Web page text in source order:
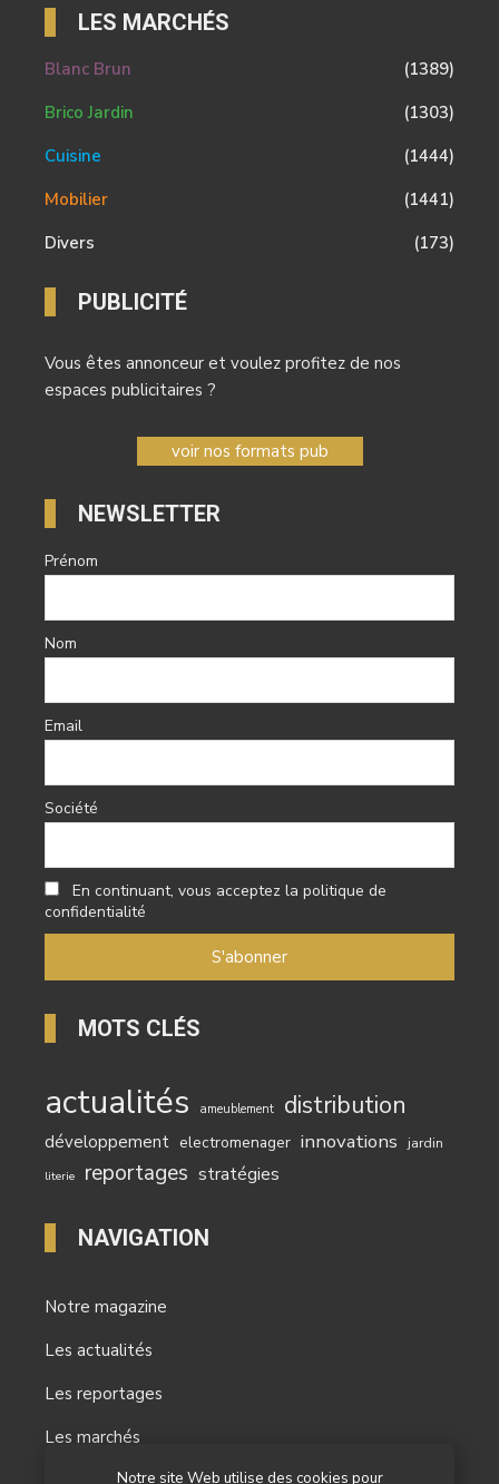
Notre site Web utilise des cookies pour
LES MARCHÉS
Blanc Brun
(1389)
Brico Jardin
(1303)
Cuisine
(1444)
Mobilier
(1441)
Divers
(173)
PUBLICITÉ
Vous êtes annonceur et voulez profitez de nos
espaces publicitaires ?
voir nos formats pub
NEWSLETTER
Prénom
Nom
Email
Société
En continuant, vous acceptez la politique de
confidentialité
MOTS CLÉS
actualités ameublement distribution
développement electromenager innovations jardin
literie reportages stratégies
NAVIGATION
Notre magazine
Les actualités
Les reportages
Les marchés